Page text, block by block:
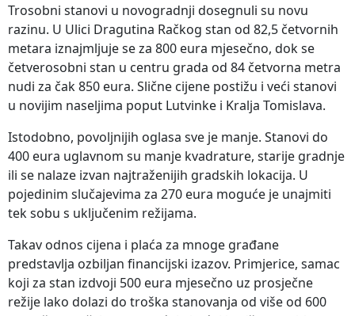
Trosobni stanovi u novogradnji dosegnuli su novu
razinu. U Ulici Dragutina Račkog stan od 82,5 četvornih
metara iznajmljuje se za 800 eura mjesečno, dok se
četverosobni stan u centru grada od 84 četvorna metra
nudi za čak 850 eura. Slične cijene postižu i veći stanovi
u novijim naseljima poput Lutvinke i Kralja Tomislava.
Istodobno, povoljnijih oglasa sve je manje. Stanovi do
400 eura uglavnom su manje kvadrature, starije gradnje
ili se nalaze izvan najtraženijih gradskih lokacija. U
pojedinim slučajevima za 270 eura moguće je unajmiti
tek sobu s uključenim režijama.
Takav odnos cijena i plaća za mnoge građane
predstavlja ozbiljan financijski izazov. Primjerice, samac
koji za stan izdvoji 500 eura mjesečno uz prosječne
režije lako dolazi do troška stanovanja od više od 600